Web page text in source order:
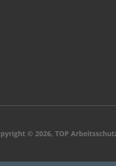
© 2026, TOP